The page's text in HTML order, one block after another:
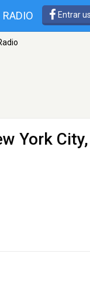
RADIO Entrar
York